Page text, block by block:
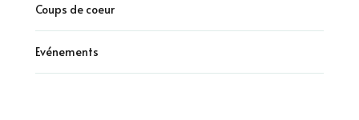
Coups de coeur
Evénements